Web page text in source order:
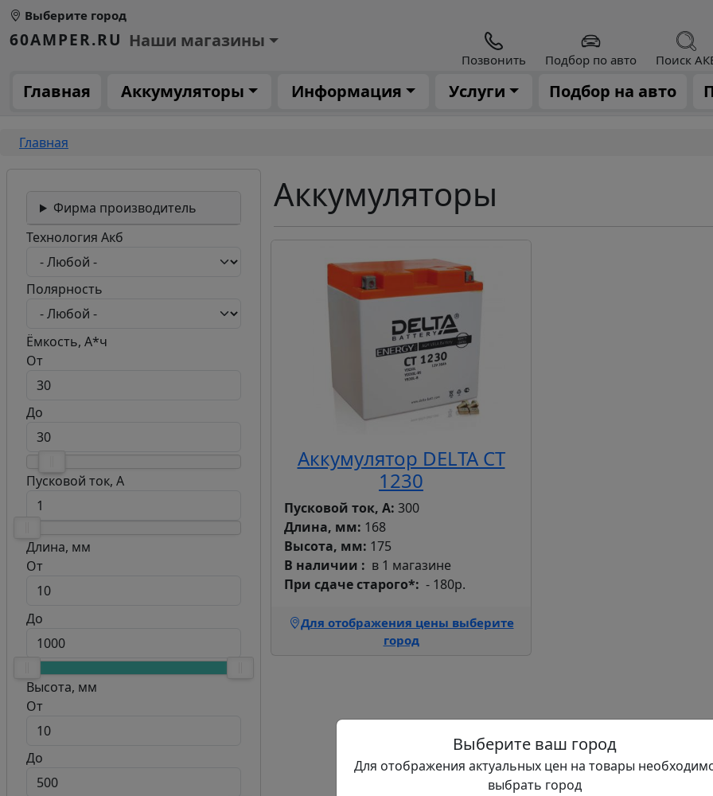
Перейти к основному содержанию
Выберите ваш город
Для отображения актуальных цен на товары
выбрать город
Выберите город
60AMPER.RU Основное меню 1
Наши магазины
Позвонить Подбор по авто Поиск
Главная Аккумуляторы Информация Услуги Подбор на авто
Строка навигации
Главная
Фирма производитель
Технология Акб
Полярность
Ёмкость, А*ч
От
До
Пусковой ток, А
Длина, мм
От
До
Высота, мм
От
До
Аккумуляторы
Аккумулятор DELTA CT
1230
Пусковой ток, А: 300
Длина, мм: 168
Высота, мм: 175
В наличии
в 1 магазине
При сдаче старого*
- 180р.
Для отображения цены выберите
город